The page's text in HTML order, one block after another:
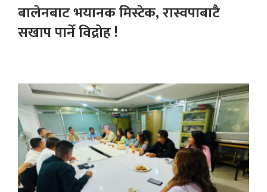
बालेनबाट भयानक मिस्टेक, रास्वपाबाटै
सखाप पार्ने विद्रोह !